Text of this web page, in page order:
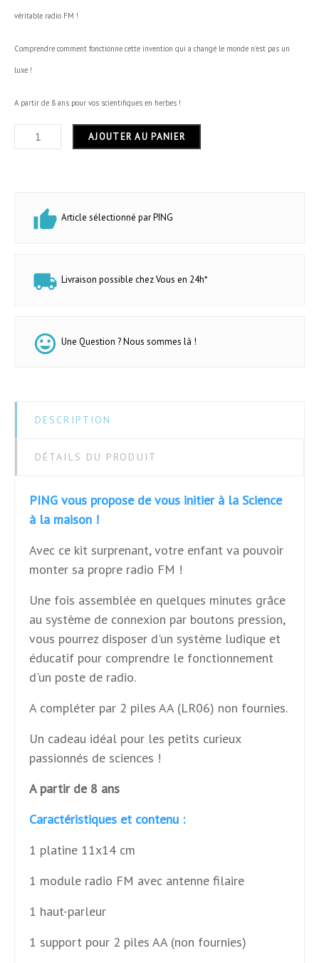
véritable radio FM !
Comprendre comment fonctionne cette invention qui a changé le monde n'est pas un
luxe !
A partir de 8 ans pour vos scientifiques en herbes !
AJOUTER AU PANIER
Article sélectionné par PING
Livraison possible chez Vous en 24h*
Une Question ? Nous sommes là !
DESCRIPTION
DÉTAILS DU PRODUIT
PING vous propose de vous initier à la Science
à la maison !
Avec ce kit surprenant, votre enfant va pouvoir
monter sa propre radio FM !
Une fois assemblée en quelques minutes grâce
au système de connexion par boutons pression,
vous pourrez disposer d'un système ludique et
éducatif pour comprendre le fonctionnement
d'un poste de radio.
A compléter par 2 piles AA (LR06) non fournies.
Un cadeau idéal pour les petits curieux
passionnés de sciences !
A partir de 8 ans
Caractéristiques et contenu :
1 platine 11x14 cm
1 module radio FM avec antenne filaire
1 haut-parleur
1 support pour 2 piles AA (non fournies)
Dimensions
Hauteur 5 cm
Longueur 20 cm
Forme rectangulaire
Garantie